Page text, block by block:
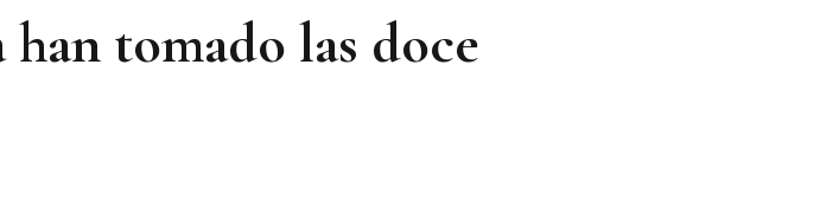
han tomado las doce